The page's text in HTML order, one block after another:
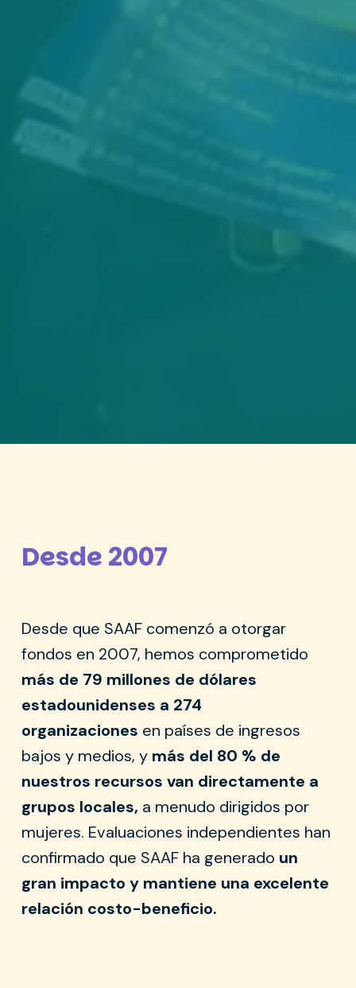
Desde 2007
Desde que SAAF comenzó a otorgar
fondos en 2007, hemos comprometido
más de 79 millones de dólares
estadounidenses a 274
organizaciones en países de ingresos
bajos y medios, y más del 80 % de
nuestros recursos van directamente a
grupos locales, a menudo dirigidos por
mujeres. Evaluaciones independientes han
confirmado que SAAF ha generado un
gran impacto y mantiene una excelente
relación costo-beneficio.